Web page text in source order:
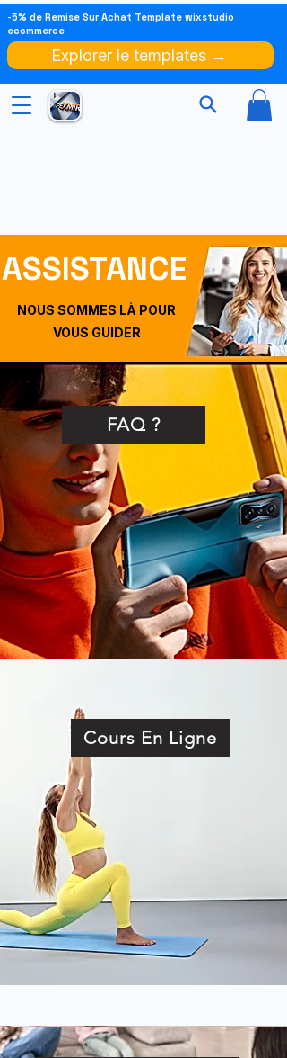
-5% de Remise Sur Achat Template wixstudio
ecommerce
Explorer le templates →
ASSISTANCE
NOUS SOMMES LÀ POUR
VOUS GUIDER
FAQ ?
Cours En Ligne